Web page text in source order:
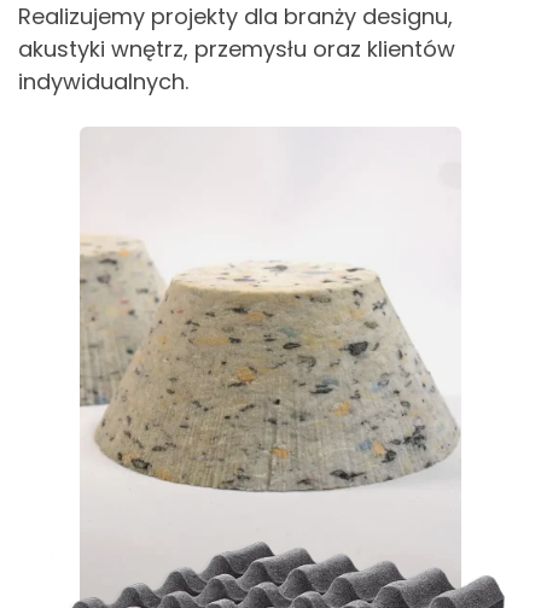
Realizujemy projekty dla branży designu,
akustyki wnętrz, przemysłu oraz klientów
indywidualnych.